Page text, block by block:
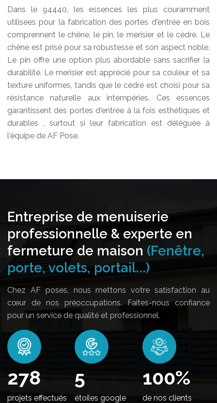
Dans le 94440, les essences les plus couramment
utilisées pour la fabrication des portes d'entrée en bois
comprennent le chêne, le pin, le merisier et le cèdre. Le
chêne est prisé pour sa robustesse et son aspect noble.
Le pin offre une option plus abordable sans sacrifier la
durabilité. Le merisier est apprécié pour sa couleur et sa
texture uniformes, tandis que le cèdre est choisi pour sa
résistance naturelle aux intempéries. Ces essences
garantissent des portes d'entrée à la fois esthétiques et
durables , surtout si leur fabrication est déléguée à
l'équipe de AF Pose.
Entreprise de menuiserie
professionnelle & experte en
fermeture de maison (Fenêtre,
porte, volets, portail...)
Chez AF poses, nous mettons votre satisfaction au
cœur de nos préoccupations. Faites-nous confiance
pour un service de qualité et professionnel.
342
projets effectués
5
étoiles google
100%
de nos clients